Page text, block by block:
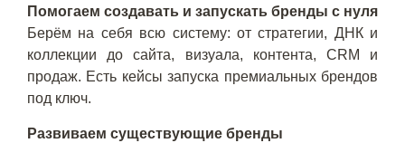
Помогаем создавать и запускать бренды с нуля
Берём на себя всю систему: от стратегии, ДНК и
коллекции до сайта, визуала, контента, CRM и
продаж. Есть кейсы запуска премиальных брендов
под ключ.
Развиваем существующие бренды